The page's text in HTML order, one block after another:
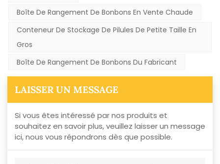
Boîte De Rangement De Bonbons En Vente Chaude
Conteneur De Stockage De Pilules De Petite Taille En
Gros
Boîte De Rangement De Bonbons Du Fabricant
LAISSER UN MESSAGE
Si vous êtes intéressé par nos produits et
souhaitez en savoir plus, veuillez laisser un message
ici, nous vous répondrons dès que possible.